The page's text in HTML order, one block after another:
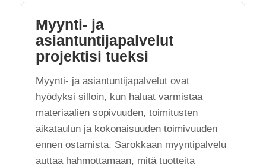
Myynti- ja
asiantuntijapalvelut
projektisi tueksi
Myynti- ja asiantuntijapalvelut ovat
hyödyksi silloin, kun haluat varmistaa
materiaalien sopivuuden, toimitusten
aikataulun ja kokonaisuuden toimivuuden
ennen ostamista. Sarokkaan myyntipalvelu
auttaa hahmottamaan, mitä tuotteita